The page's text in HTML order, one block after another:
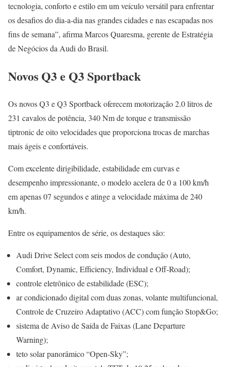
tecnologia, conforto e estilo em um veículo versátil para enfrentar
os desafios do dia-a-dia nas grandes cidades e nas escapadas nos
fins de semana”, afirma Marcos Quaresma, gerente de Estratégia
de Negócios da Audi do Brasil.
Novos Q3 e Q3 Sportback
Os novos Q3 e Q3 Sportback oferecem motorização 2.0 litros de
231 cavalos de potência, 340 Nm de torque e transmissão
tiptronic de oito velocidades que proporciona trocas de marchas
mais ágeis e confortáveis.
Com excelente dirigibilidade, estabilidade em curvas e
desempenho impressionante, o modelo acelera de 0 a 100 km/h
em apenas 07 segundos e atinge a velocidade máxima de 240
km/h.
Entre os equipamentos de série, os destaques são:
Audi Drive Select com seis modos de condução (Auto,
Comfort, Dynamic, Efficiency, Individual e Off-Road);
controle eletrônico de estabilidade (ESC);
ar condicionado digital com duas zonas, volante multifuncional,
Controle de Cruzeiro Adaptativo (ACC) com função Stop&Go;
sistema de Aviso de Saída de Faixas (Lane Departure
Warning);
teto solar panorâmico “Open-Sky”;